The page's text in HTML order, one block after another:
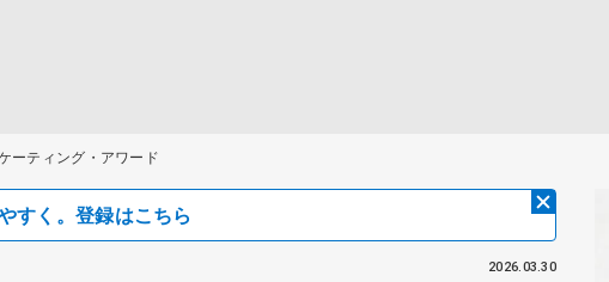
ーティング・アワード
すく。登録はこちら
2026.03.30